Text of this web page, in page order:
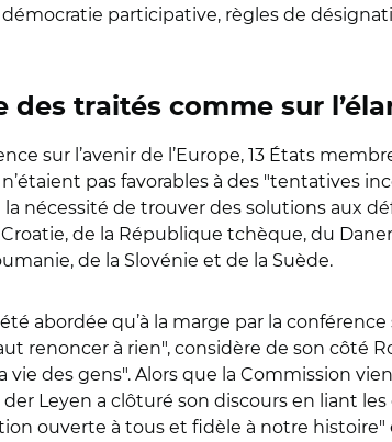
participative, règles de
des traités comme sur
sur l’avenir de l’Europe, 13 États
pas favorables à des "tentatives
nécessité de trouver des solutions aux
de la République tchèque, du
de la Slovénie et de la Suède.
abordée qu’à la marge par la
renoncer à rien", considère de son côté
vie des gens". Alors que la Commission
der Leyen a clôturé son discours en liant
ouverte à tous et fidèle à notre histoire"